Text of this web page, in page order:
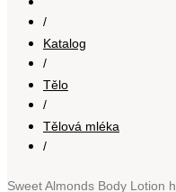
/
Katalog
/
Tělo
/
Tělová mléka
/